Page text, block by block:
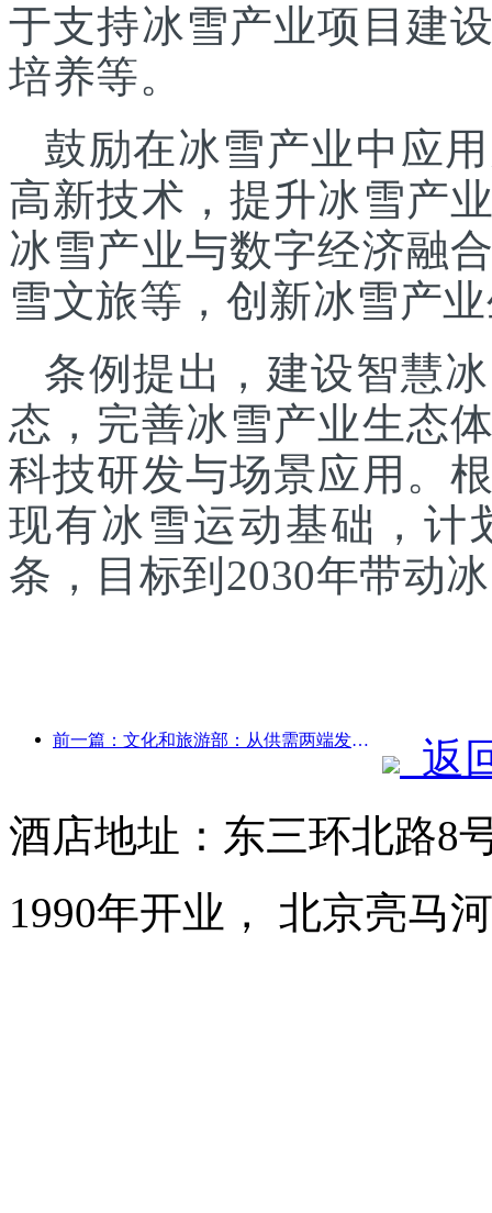
于支持冰雪产业项目建
培养等。
鼓励在冰雪产业中应
高新技术，提升冰雪产
冰雪产业与数字经济融
雪文旅等，创新冰雪产
条例提出，建设智慧
态，完善冰雪产业生态
科技研发与场景应用。
现有冰雪运动基础，计
条，目标到2030年带动
前一篇：文化和旅游部：从供需两端发力，引导文旅消费活动出行
返
酒店地址：东三环北路8
1990年开业， 北京亮